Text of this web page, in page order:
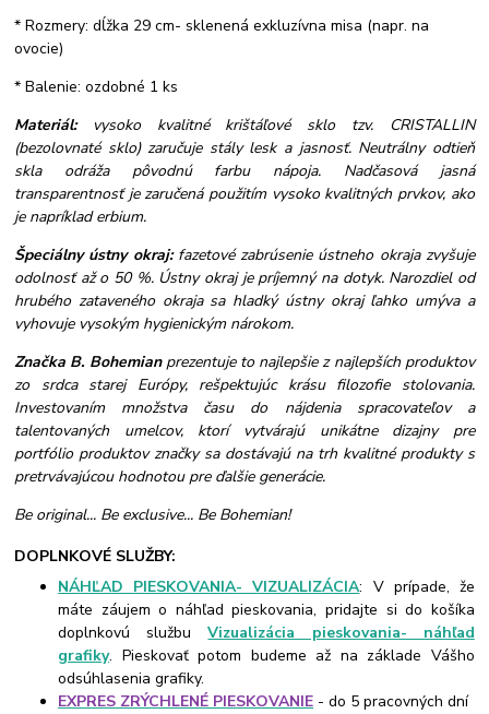
* Rozmery: dĺžka 29 cm- sklenená exkluzívna misa (napr. na
ovocie)
* Balenie: ozdobné 1 ks
Materiál:
vysoko kvalitné krištáľové sklo tzv. CRISTALLIN
(bezolovnaté sklo) zaručuje stály lesk a jasnosť. Neutrálny odtieň
skla odráža pôvodnú farbu nápoja. Nadčasová jasná
transparentnosť je zaručená použitím vysoko kvalitných prvkov, ako
je napríklad erbium.
Špeciálny ústny okraj: fazetové zabrúsenie ústneho okraja zvyšuje
odolnosť až o 50 %. Ústny okraj je príjemný na dotyk. Narozdiel od
hrubého zataveného okraja sa hladký ústny okraj ľahko umýva a
vyhovuje vysokým hygienickým nárokom.
Značka B. Bohemianprezentuje to najlepšie z najlepších produktov
zo srdca starej Európy, rešpektujúc krásu filozofie stolovania.
Investovaním množstva času do nájdenia spracovateľov a
talentovaných umelcov, ktorí vytvárajú unikátne dizajny pre
portfólio produktov značky sa dostávajú na trh kvalitné produkty s
pretrvávajúcou hodnotou pre ďalšie generácie.
Be original... Be exclusive... Be Bohemian!
DOPLNKOVÉ SLUŽBY:
NÁHĽAD PIESKOVANIA- VIZUALIZÁCIA: V prípade, že
máte záujem o náhľad pieskovania, pridajte si do košíka
doplnkovú službuVizualizácia pieskovania- náhľad
grafiky. Pieskovať potom budeme až na základe Vášho
odsúhlasenia grafiky.
EXPRES ZRÝCHLENÉ PIESKOVANIE - do 5 pracovných dní